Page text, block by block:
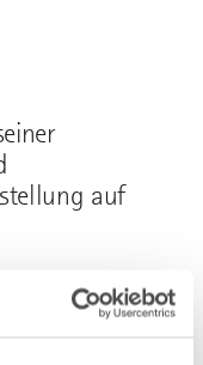
auf